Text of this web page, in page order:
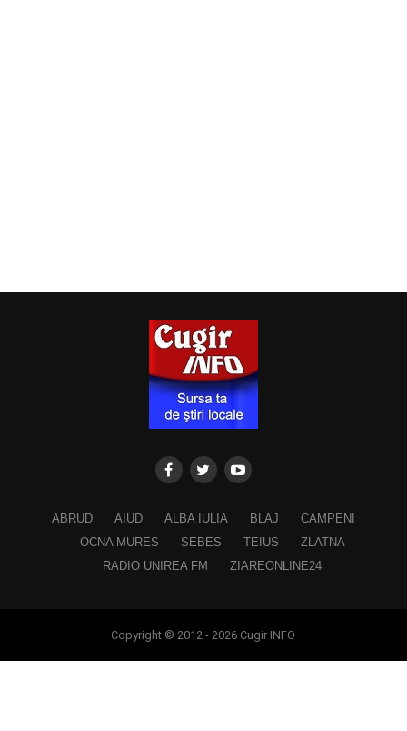
ABRUD AIUD ALBA IULIA BLAJ
CAMPENI
OCNA MURES
SEBES TEIUS
ZLATNA
RADIO UNIREA FM
ZIAREONLINE24
Copyright © 2012 - 2026 Cugir INFO